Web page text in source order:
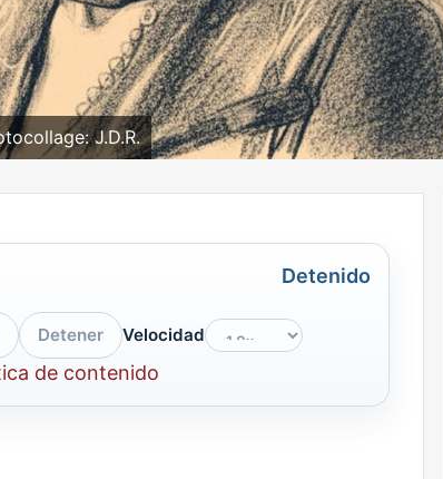
J.D.R.
Detenido
Detener Velocidad
de contenido